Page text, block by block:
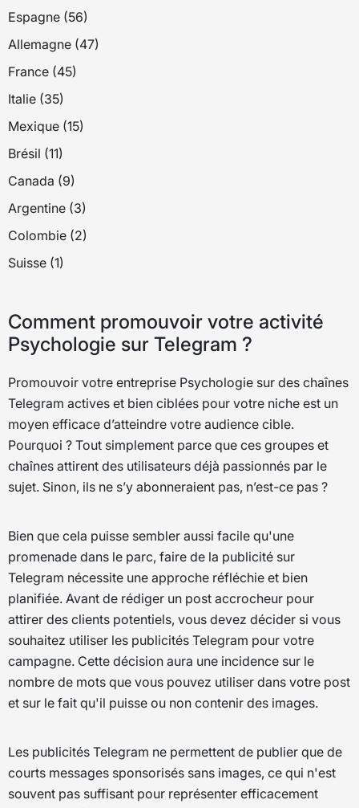
Espagne (56)
Allemagne (47)
France (45)
Italie (35)
Mexique (15)
Brésil (11)
Canada (9)
Argentine (3)
Colombie (2)
Suisse (1)
Comment promouvoir votre activité
Psychologie sur Telegram ?
Promouvoir votre entreprise Psychologie sur des chaînes
Telegram actives et bien ciblées pour votre niche est un
moyen efficace d’atteindre votre audience cible.
Pourquoi ? Tout simplement parce que ces groupes et
chaînes attirent des utilisateurs déjà passionnés par le
sujet. Sinon, ils ne s’y abonneraient pas, n’est-ce pas ?
Bien que cela puisse sembler aussi facile qu'une
promenade dans le parc, faire de la publicité sur
Telegram nécessite une approche réfléchie et bien
planifiée. Avant de rédiger un post accrocheur pour
attirer des clients potentiels, vous devez décider si vous
souhaitez utiliser les publicités Telegram pour votre
campagne. Cette décision aura une incidence sur le
nombre de mots que vous pouvez utiliser dans votre post
et sur le fait qu'il puisse ou non contenir des images.
Les publicités Telegram ne permettent de publier que de
courts messages sponsorisés sans images, ce qui n'est
souvent pas suffisant pour représenter efficacement